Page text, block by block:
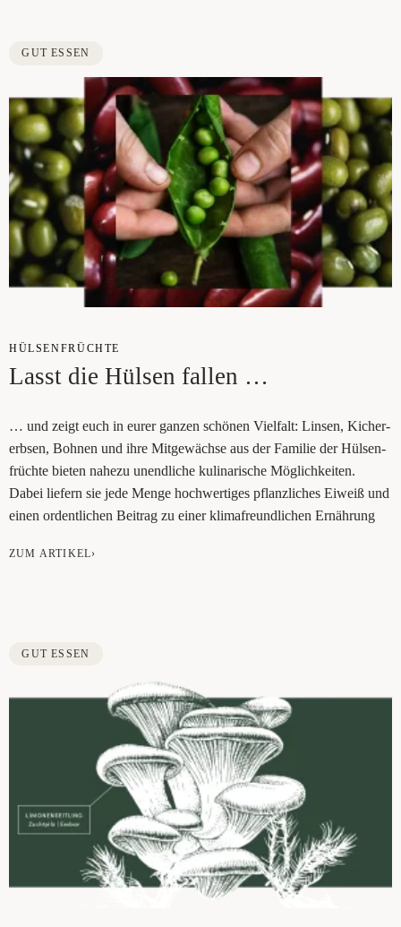
GUT ESSEN
HÜL­SEN­FRÜCH­TE
Lasst die Hül­sen fallen …
… und zeigt euch in eurer gan­zen schö­nen Viel­falt: Lin­sen, Kicher­
erb­sen, Boh­nen und ihre Mit­ge­wäch­se aus der Fami­lie der Hül­sen­
früch­te bie­ten nahe­zu unend­li­che kuli­na­ri­sche Mög­lich­kei­ten.
Dabei lie­fern sie jede Men­ge hoch­wer­ti­ges pflanz­li­ches Eiweiß und
einen ordent­li­chen Bei­trag zu einer kli­ma­freund­li­chen Ernährung
ZUM ARTIKEL›
GUT ESSEN